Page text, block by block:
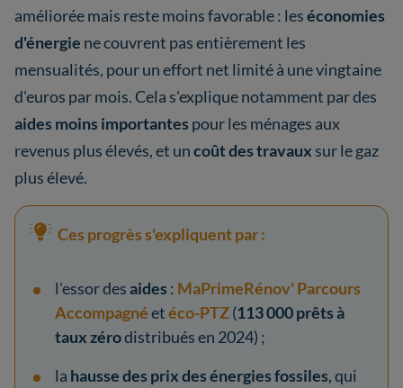
améliorée mais reste moins favorable : leséconomies
d'énergie ne couvrent pas entièrement les
mensualités, pour un effort net limité à une vingtaine
d'euros par mois. Cela s'explique notamment par des
aides moins importantes pour les ménages aux
revenus plus élevés, et uncoût des travaux sur le gaz
plus élevé.
Ces progrès s'expliquent par :
l'essor desaides : MaPrimeRénov' Parcours
Accompagnéetéco-PTZ(113 000 prêts à
taux zérodistribués en 2024) ;
la hausse des prix des énergies fossiles, qui